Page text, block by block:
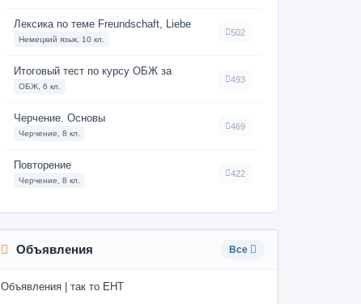
Лексика по теме Freundschaft, Liebe
Немецкий язык, 10 кл.
502
Итоговый тест по курсу ОБЖ за
ОБЖ, 6 кл.
493
Черчение. Основы
Черчение, 8 кл.
469
Повторение
Черчение, 8 кл.
422
Объявления Все
Объявления | так то ЕНТ